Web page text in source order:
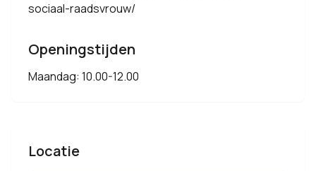
sociaal-raadsvrouw/
Openingstijden
Maandag: 10.00-12.00
Locatie